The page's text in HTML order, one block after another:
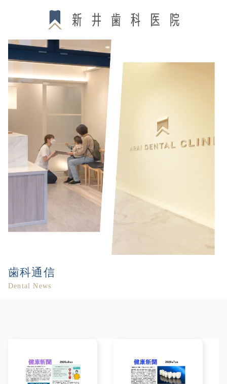
歯科通信
Dental News